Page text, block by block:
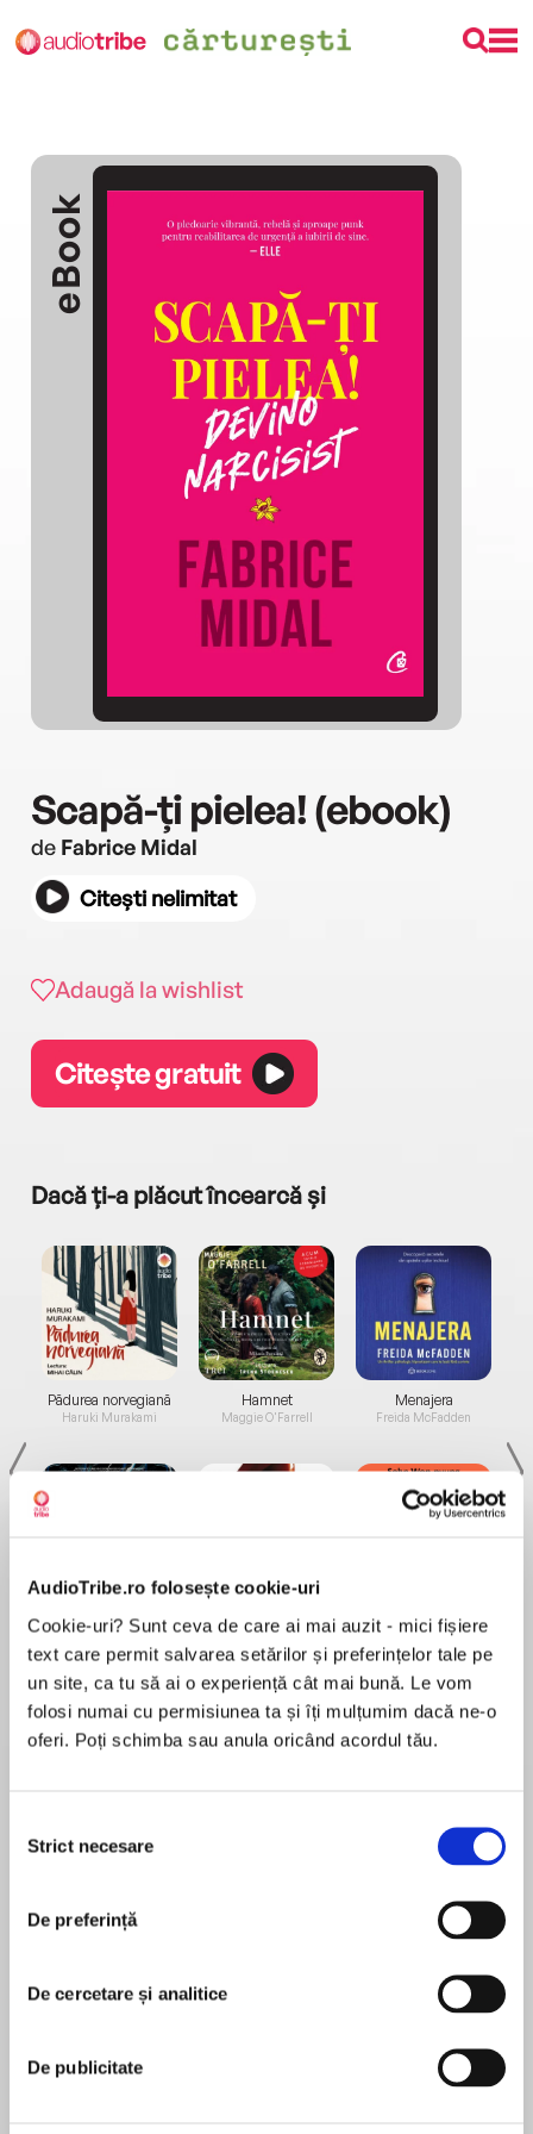
AudioTribe.ro folosește cookie-uri
Cookie-uri? Sunt ceva de care ai mai auzit - mici fișiere
text care permit salvarea setărilor și preferințelor tale pe
un site, ca tu să ai o experiență cât mai bună. Le vom
folosi numai cu permisiunea ta și îți mulțumim dacă ne-o
oferi. Poți schimba sau anula oricând acordul tău.
consimțământului
Strict necesare
De preferință
De cercetare și analitice
De publicitate
eBook
Scapă-ți pielea! (ebook)
de Fabrice Midal
Citești nelimitat
Adaugă la wishlist
Citește gratuit
Dacă ți-a plăcut încearcă și
Pădurea norvegiană
Haruki Murakami
Elita de Argint (Elita
de...
Dani Francis
Hamnet
Maggie O'Farrell
Diavolul se îmbracă de
la...
Lauren Weisberger
Menajera
Freida McFadden
Migdală
Sohn Won-pyung
îndrăgostit de el însuși, ci devine model pentru
Surprinzătoarea interpretare a mitului propusă
perspectivă contemporană și ni se potrivește
de minune. Pentru că deși o iluzie tenace și
general împărtășită pare să afirme contrariul,
numai fiind narcisiști, adică împăcați cu noi
În acest moment nu există recenzii
pentru această carte